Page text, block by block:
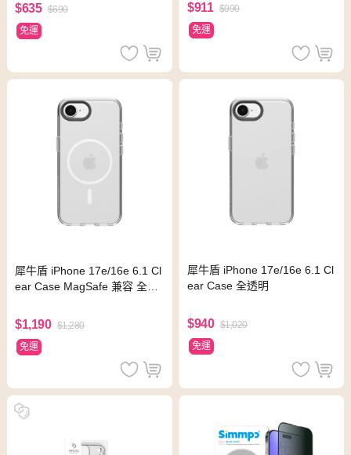
$635 $690
免運
$911 $990
免運
犀牛盾 iPhone 17e/16e 6.1 Cl
ear Case MagSafe 兼容 全透
$1,190 $1,280
免運
犀牛盾 iPhone 17e/16e 6.1 Cl
ear Case 全透明
$940 $1,020
免運